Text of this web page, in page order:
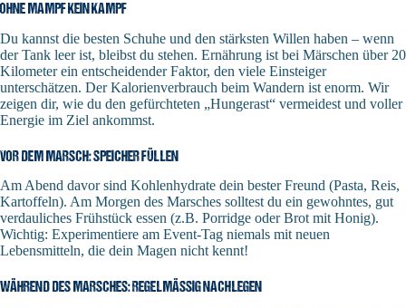
OHNE MAMPF KEIN KAMPF
Du kannst die besten Schuhe und den stärksten Willen haben – wenn
der Tank leer ist, bleibst du stehen. Ernährung ist bei Märschen über 20
Kilometer ein entscheidender Faktor, den viele Einsteiger
unterschätzen. Der Kalorienverbrauch beim Wandern ist enorm. Wir
zeigen dir, wie du den gefürchteten „Hungerast“ vermeidest und voller
Energie im Ziel ankommst.
VOR DEM MARSCH: SPEICHER FÜLLEN
Am Abend davor sind Kohlenhydrate dein bester Freund (Pasta, Reis,
Kartoffeln). Am Morgen des Marsches solltest du ein gewohntes, gut
verdauliches Frühstück essen (z.B. Porridge oder Brot mit Honig).
Wichtig: Experimentiere am Event-Tag niemals mit neuen
Lebensmitteln, die dein Magen nicht kennt!
WÄHREND DES MARSCHES: REGELMÄSSIG NACHLEGEN